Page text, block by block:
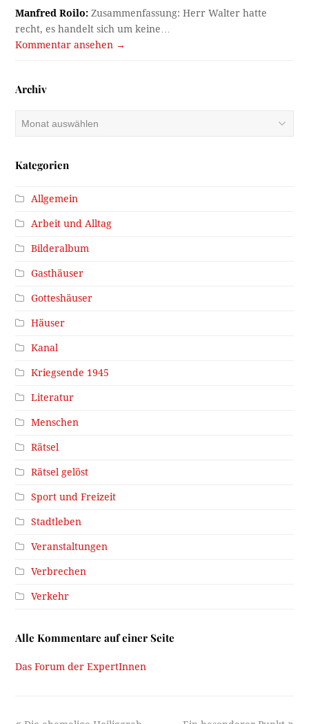
Manfred Roilo: Zusammenfassung: Herr Walter hatte
recht, es handelt sich um keine…
Kommentar ansehen →
Archiv
Kategorien
Allgemein
Arbeit und Alltag
Bilderalbum
Gasthäuser
Gotteshäuser
Häuser
Kanal
Kriegsende 1945
Literatur
Menschen
Rätsel
Rätsel gelöst
Sport und Freizeit
Stadtleben
Veranstaltungen
Verbrechen
Verkehr
Alle Kommentare auf einer Seite
Das Forum der ExpertInnen